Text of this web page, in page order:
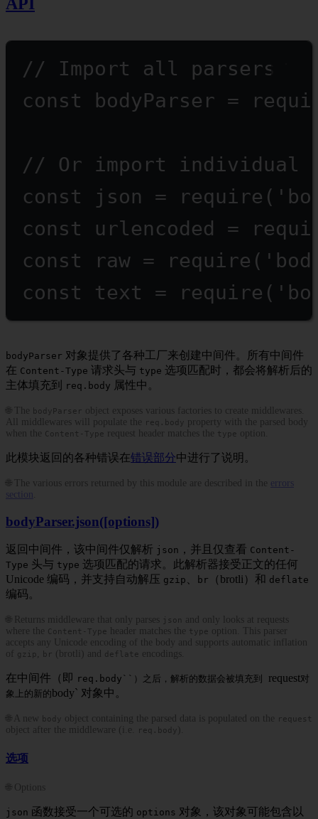
// Import all parsers
const
bodyParser =
// Or import individual
const
json = require (
const
urlencoded =
const
raw = require (
const
text = require (
bodyParser 对象提供了各种工厂来创建中间件。所有中间件
在 Content-Type 请求头与 type 选项匹配时，都会将解析后的
主体填充到
req.body 属性中。
🌐 The bodyParser object exposes various factories to create middlewares.
All middlewares will populate the
req.body
property with the parsed body
when the
Content-Type request header matches the type option.
此模块返回的各种错误在错误部分中进行了说明。
🌐 The various errors returned by this module are described in the errors
section
bodyParser.json([options])
返回中间件，该中间件仅解析 json ，并且仅查看 Content-
Type 头与 type 选项匹配的请求。此解析器接受正文的任何
Unicode 编码，并支持自动解压 gzip br （brotli）和 deflate
编码。
🌐 Returns middleware that only parses json
and only looks at requests
where the
Content-Type header matches the type option. This parser
accepts any Unicode encoding of the body and supports automatic inflation
of
gzip , br (brotli) and deflate encodings.
在中间件（即 req.body``）之后，解析的数据会被填充到 request对
象上的新的body` 对象中。
🌐 A new body object containing the parsed data is populated on the request
object after the middleware (i.e. req.body ).
选项
🌐 Options
json 函数接受一个可选的 options 对象，该对象可能包含以